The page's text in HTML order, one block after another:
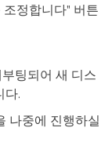
정합니다" 버튼
팅되어 새 디스
다.
나중에 진행하실